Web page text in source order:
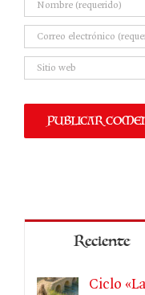
Reciente
Ciclo